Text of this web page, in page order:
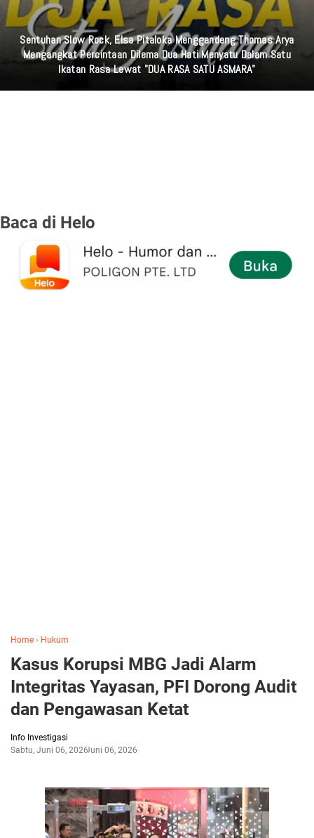
Kolaborasi Dua Penyanyi Daun Muda Berbakat Ajeng Febria Dan
Cantika Davinca Lewat Lagu "MUTIARA" Menggandeng Ganesa
Musik
Baca di Helo
Home › Hukum
Kasus Korupsi MBG Jadi Alarm
Integritas Yayasan, PFI Dorong Audit
dan Pengawasan Ketat
Info Investigasi
Sabtu, Juni 06, 2026Juni 06, 2026